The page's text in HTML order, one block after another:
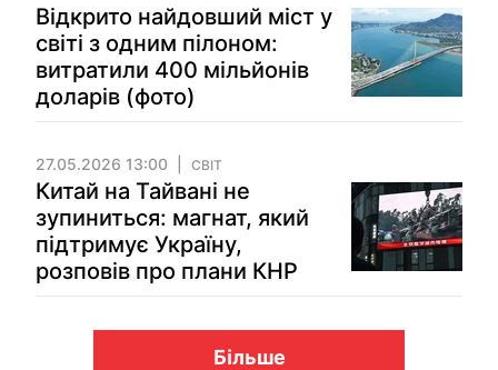
Відкрито найдовший міст у
світі з одним пілоном:
витратили 400 мільйонів
доларів (фото)
27.05.2026 13:00 СВІТ
Китай на Тайвані не
зупиниться: магнат, який
підтримує Україну,
розповів про плани КНР
Більше